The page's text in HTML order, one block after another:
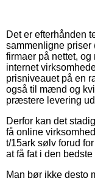
Det er efterhånden
sammenligne priser
firmaer på nettet,
internet
prisniveauet på en
også til mænd og
præstere levering
Derfor kan det
få online
t/15ark sølv forud
at få fat i den bedste
Man bør ikke desto